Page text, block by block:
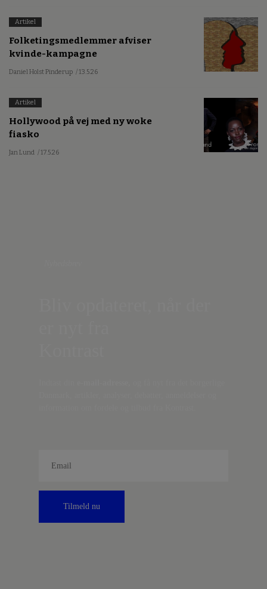
Artikel
Folketingsmedlemmer afviser
kvinde-kampagne
Daniel Holst Pinderup / 13.5.26
Artikel
Hollywood på vej med ny woke
fiasko
Jan Lund / 17.5.26
Tilmeld nu